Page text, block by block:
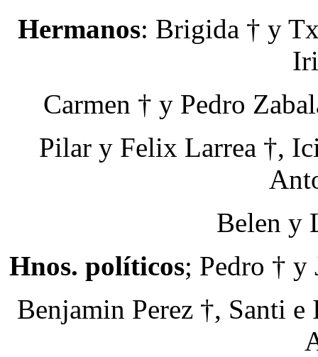
Hermanos: Brigida † y
Carmen † y Pedro
Pilar y Felix Larrea †,
Belen y
Hnos. políticos; Pedro † y
Benjamin Perez †, Santi